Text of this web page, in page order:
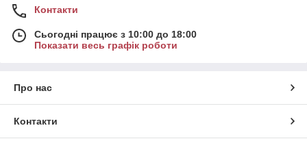
Контакти
Сьогодні працює з 10:00 до 18:00
Показати весь графік роботи
Про нас
Контакти